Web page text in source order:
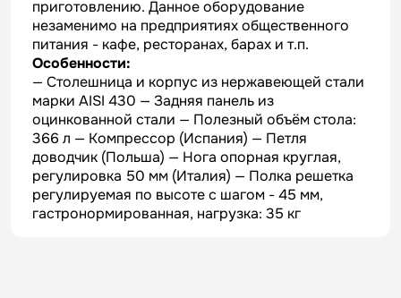
приготовлению. Данное оборудование
незаменимо на предприятиях общественного
питания - кафе, ресторанах, барах и т.п.
Особенности:
— Столешница и корпус из нержавеющей стали
марки AISI 430 — Задняя панель из
оцинкованной стали — Полезный объём стола:
366 л — Компрессор (Испания) — Петля
доводчик (Польша) — Нога опорная круглая,
регулировка 50 мм (Италия) — Полка решетка
регулируемая по высоте с шагом - 45 мм,
гастронормированная, нагрузка: 35 кг